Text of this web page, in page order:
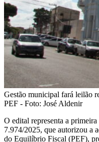
Gestão municipal fará leilão
PEF - Foto: José Aldenir
O edital representa a
7.974/2025, que autorizou a
do Equilíbrio Fiscal (PEF),